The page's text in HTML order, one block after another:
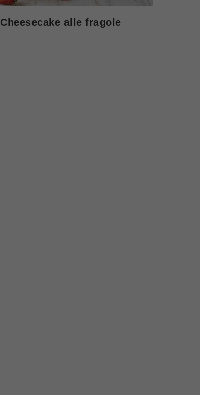
Cheesecake alle fragole